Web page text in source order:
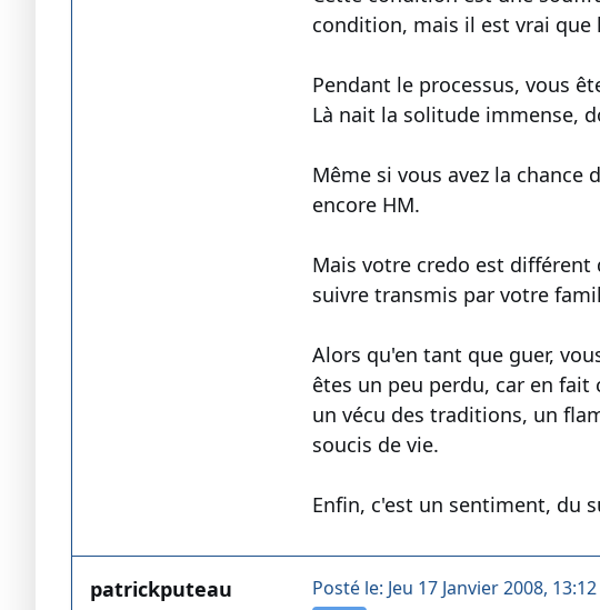
condition, mais il est vrai
Pendant le processus, vous
Là nait la solitude immense,
Même si vous avez la
encore HM.
Mais votre credo est
suivre transmis par votre
Alors qu'en tant que guer,
êtes un peu perdu, car en fait
un vécu des traditions, un
soucis de vie.
Enfin, c'est un sentiment, du
patrickputeau Posté le: Jeu 17 Janvier 2008, 13:12